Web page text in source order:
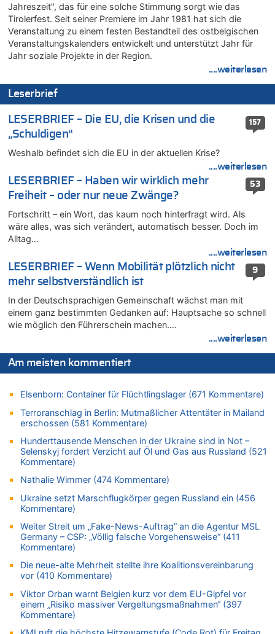
AS Eupen: „Keiner weiß, wohin die Reise geht…“
08.08.2026 - 09:02 von Detlef zu
In Belgien missachten zwei von drei Autofahrern das
Tempolimit in 30er-Zonen – Untersuchung von Vias
08.08.2026 - 08:45 von besserwisser zu
Belgier knackt Jackpot bei Lotterie EuroMillions und gewinnt
mehr als 111 Millionen €
08.08.2026 - 08:00 von Strolch zu
AS Eupen: „Keiner weiß, wohin die Reise geht…“
08.08.2026 - 05:07 von Marcel Scholzen Eimerscheid zu
In Belgien missachten zwei von drei Autofahrern das
Tempolimit in 30er-Zonen – Untersuchung von Vias
In Belgien missachten zwei von drei Autofahrern das
Tempolimit in 30er-Zonen – Untersuchung von Vias
08.08.2026 - 00:26 von klar zu
Mehrere Menschen in Londons City niedergestochen
07.08.2026 - 23:52 von Hans L. zu
Belgien setzt bei Reit-WM auf starke Springreiter
07.08.2026 - 22:12 von Pitstop zu
Mark van Bommel offiziell als neuer Nationalcoach der Roten
07.08.2026 - 22:03 von Ach zu
Aachen ab 11. August wieder Mekka des Pferdesports –
07.08.2026 - 20:57 von michlaustderaffe zu
Zweite Hitzewelle in diesem Sommer ist jetzt amtlich
07.08.2026 - 20:22 von Anstreicher zu
Zweite Hitzewelle in diesem Sommer ist jetzt amtlich
07.08.2026 - 20:11 von Noah Parmentier zu
In Belgien missachten zwei von drei Autofahrern das
Tempolimit in 30er-Zonen – Untersuchung von Vias
07.08.2026 - 18:31 von Panda46 zu
Mark van Bommel offiziell als neuer Nationalcoach der Roten
Teufel vorgestellt: „Ist mir eine große Ehre“
07.08.2026 - 17:56 von Mungo zu
Zweite Hitzewelle in diesem Sommer ist jetzt amtlich
07.08.2026 - 17:55 von M der Block zu
AS Eupen: „Keiner weiß, wohin die Reise geht…“
07.08.2026 - 16:38 von Joseph Meyer zu
Jahreszeit", das für eine solche Stimmung sorgt wie das
Tirolerfest. Seit seiner Premiere im Jahr 1981 hat sich die
Veranstaltung zu einem festen Bestandteil des ostbelgischen
Veranstaltungskalenders entwickelt und unterstützt Jahr für
Jahr soziale Projekte in der Region.
....weiterlesen
Leserbrief
157
LESERBRIEF – Die EU, die Krisen und die
„Schuldigen“
Weshalb befindet sich die EU in der aktuellen Krise?
....weiterlesen
53
LESERBRIEF – Haben wir wirklich mehr
Freiheit – oder nur neue Zwänge?
Fortschritt – ein Wort, das kaum noch hinterfragt wird. Als
wäre alles, was sich verändert, automatisch besser. Doch im
Alltag…
....weiterlesen
9
LESERBRIEF – Wenn Mobilität plötzlich nicht
mehr selbstverständlich ist
In der Deutschsprachigen Gemeinschaft wächst man mit
einem ganz bestimmten Gedanken auf: Hauptsache so schnell
wie möglich den Führerschein machen….
....weiterlesen
Am meisten kommentiert
Elsenborn: Container für Flüchtlingslager (671 Kommentare)
Terroranschlag in Berlin: Mutmaßlicher Attentäter in Mailand
erschossen (581 Kommentare)
Hunderttausende Menschen in der Ukraine sind in Not –
Selenskyj fordert Verzicht auf Öl und Gas aus Russland (521
Kommentare)
Nathalie Wimmer (474 Kommentare)
Ukraine setzt Marschflugkörper gegen Russland ein (456
Kommentare)
Weiter Streit um „Fake-News-Auftrag“ an die Agentur MSL
Germany – CSP: „Völlig falsche Vorgehensweise“ (411
Kommentare)
Die neue-alte Mehrheit stellte ihre Koalitionsvereinbarung
vor (410 Kommentare)
Viktor Orban warnt Belgien kurz vor dem EU-Gipfel vor
einem „Risiko massiver Vergeltungsmaßnahmen“ (397
Kommentare)